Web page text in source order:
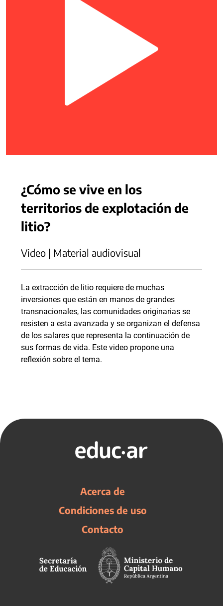
¿Cómo se vive en los
territorios de explotación de
litio?
Video | Material audiovisual
La extracción de litio requiere de muchas
inversiones que están en manos de grandes
transnacionales, las comunidades originarias se
resisten a esta avanzada y se organizan el defensa
de los salares que representa la continuación de
sus formas de vida. Este video propone una
reflexión sobre el tema.
Acerca de
Condiciones de uso
Contacto